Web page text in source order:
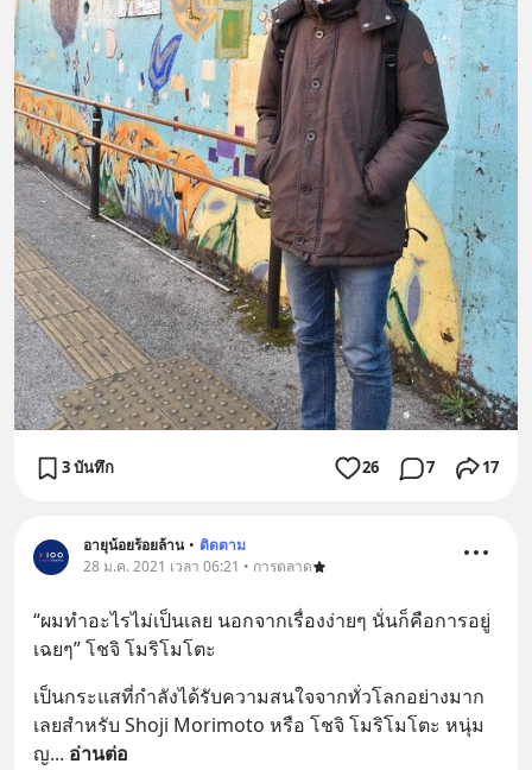
3 บันทึก 26 7 17
อายุน้อยร้อยล้าน • ติดตาม
28 ม.ค. 2021 เวลา 06:21 • การตลาด
“ผมทำอะไรไม่เป็นเลย นอกจากเรื่องง่ายๆ นั่นก็คือการอยู่
เฉยๆ” โชจิ โมริโมโตะ
เป็นกระแสที่กำลังได้รับความสนใจจากทั่วโลกอย่างมาก
เลยสำหรับ Shoji Morimoto หรือ โชจิ โมริโมโตะ หนุ่ม
ญ... อ่านต่อ